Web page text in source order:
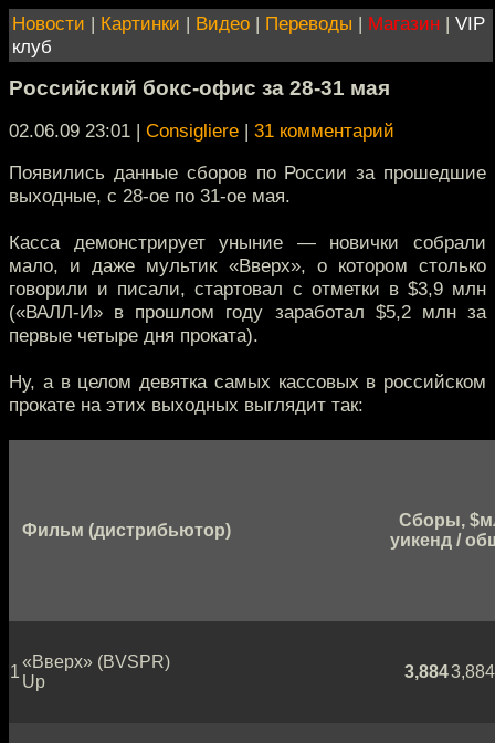
Новости | Картинки | Видео | Переводы | Магазин | VIP
клуб
Российский бокс-офис за 28-31 мая
02.06.09 23:01 | Consigliere | 31 комментарий
Появились данные сборов по России за прошедшие
выходные, с 28-ое по 31-ое мая.
Касса демонстрирует уныние — новички собрали
мало, и даже мультик «Вверх», о котором столько
говорили и писали, стартовал с отметки в $3,9 млн
(«ВАЛЛ-И» в прошлом году заработал $5,2 млн за
первые четыре дня проката).
Ну, а в целом девятка самых кассовых в российском
прокате на этих выходных выглядит так:
Фильм (дистрибьютор)
Сборы,
уикенд /
1
«Вверх» (BVSPR)
Up
3,8843,884